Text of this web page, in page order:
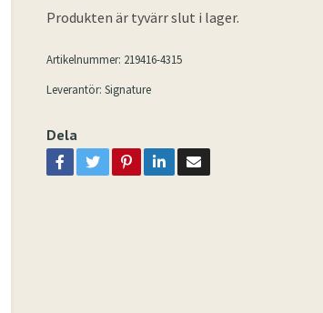
Produkten är tyvärr slut i lager.
Artikelnummer: 219416-4315
Leverantör: Signature
Dela